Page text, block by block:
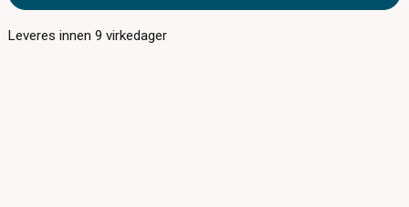
Leveres innen9 virkedager